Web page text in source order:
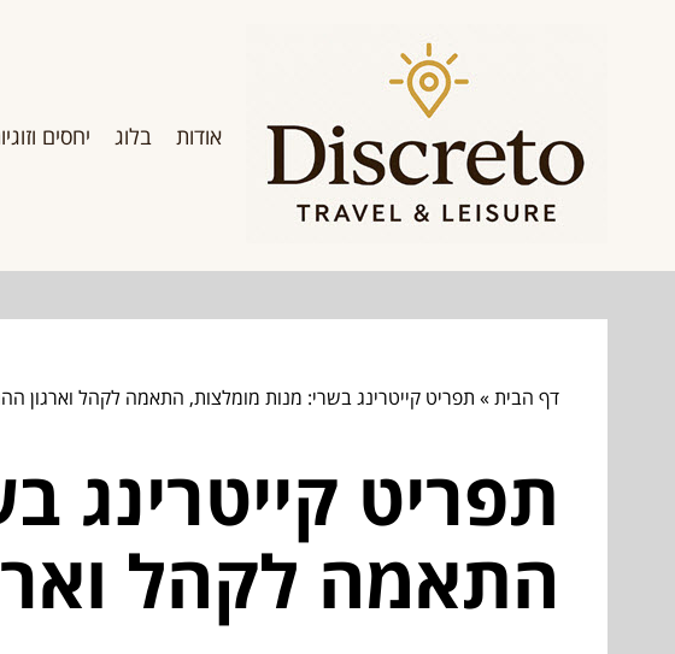
אודות בלוג יחסים
דף הבית» תפריט קייטרינג בשרי: מנות מומלצות, התאמה לקהל וארגון
תפריט קייטרינג
התאמה לקהל